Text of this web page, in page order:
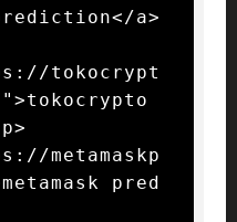
a>
tokocrypt
metamaskp
pred